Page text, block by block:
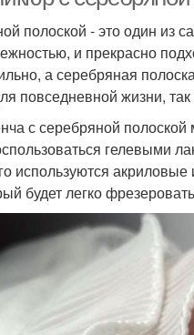
полоской - это один из
и прекрасно
а серебряная
повседневной жизни,
с серебряной полоской
гелевыми
используются
будет легко